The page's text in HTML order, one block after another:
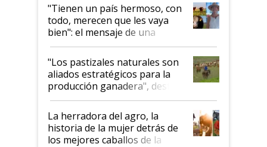
"Tienen un país hermoso, con
todo, merecen que les vaya
bien": el mensaje de una
ganadera uruguaya sobre las
oportunidades que se abren
para el agro en Argentina, con
foco en la carne
"Los pastizales naturales son
aliados estratégicos para la
producción ganadera", destaca
la iniciativa que ya reúne a 46
establecimientos en Argentina
La herradora del agro, la
historia de la mujer detrás de
los mejores caballos de la